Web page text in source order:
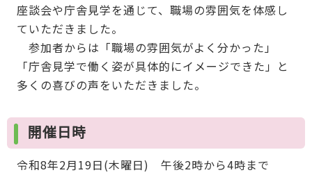
座談会や庁舎見学を通じて、職場の雰囲気を体感し
ていただきました。
参加者からは「職場の雰囲気がよく分かった」
「庁舎見学で働く姿が具体的にイメージできた」と
多くの喜びの声をいただきました。
開催日時
令和8年2月19日(木曜日) 午後2時から4時まで